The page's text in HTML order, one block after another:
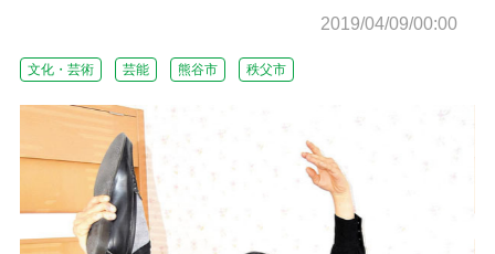
2019/04/09/00:00
文化・芸術 芸能 熊谷市 秩父市